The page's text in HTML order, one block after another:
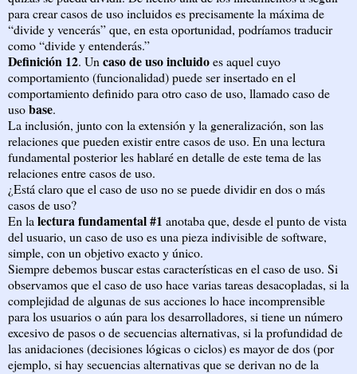
para crear casos de uso incluidos es precisamente la máxima de
“divide y vencerás” que, en esta oportunidad, podríamos traducir
como “divide y entenderás.”
Definición 12. Un caso de uso incluidoes aquel cuyo
comportamiento (funcionalidad) puede ser insertado en el
comportamiento definido para otro caso de uso, llamado caso de
usobase.
La inclusión, junto con la extensión y la generalización, son las
relaciones que pueden existir entre casos de uso. En una lectura
fundamental posterior les hablaré en detalle de este tema de las
relaciones entre casos de uso.
¿Está claro que el caso de uso no se puede dividir en dos o más
casos de uso?
En la lectura fundamental #1 anotaba que, desde el punto de vista
del usuario, un caso de uso es una pieza indivisible de software,
simple, con un objetivo exacto y único.
Siempre debemos buscar estas características en el caso de uso. Si
observamos que el caso de uso hace varias tareas desacopladas, si la
complejidad de algunas de sus acciones lo hace incomprensible
para los usuarios o aún para los desarrolladores, si tiene un número
excesivo de pasos o de secuencias alternativas, si la profundidad de
las anidaciones (decisiones lógicas o ciclos) es mayor de dos (por
ejemplo, si hay secuencias alternativas que se derivan no de la